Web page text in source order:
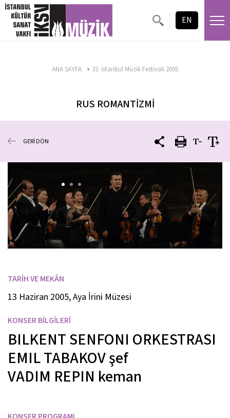
EN
ANA SAYFA 33. İstanbul Müzik Festivali 2005
RUS ROMANTİZMİ
GERİ DÖN
TARİH VE MEKÂN
13 Haziran 2005, Aya İrini Müzesi
KONSER BİLGİLERİ
BILKENT SENFONI ORKESTRASI
EMIL TABAKOVşef
VADIM REPIN keman